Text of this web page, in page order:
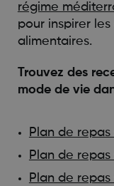
régime
pour inspirer
alimentaires.
Trouvez des
mode de vie
Plan de
Plan de
Plan de